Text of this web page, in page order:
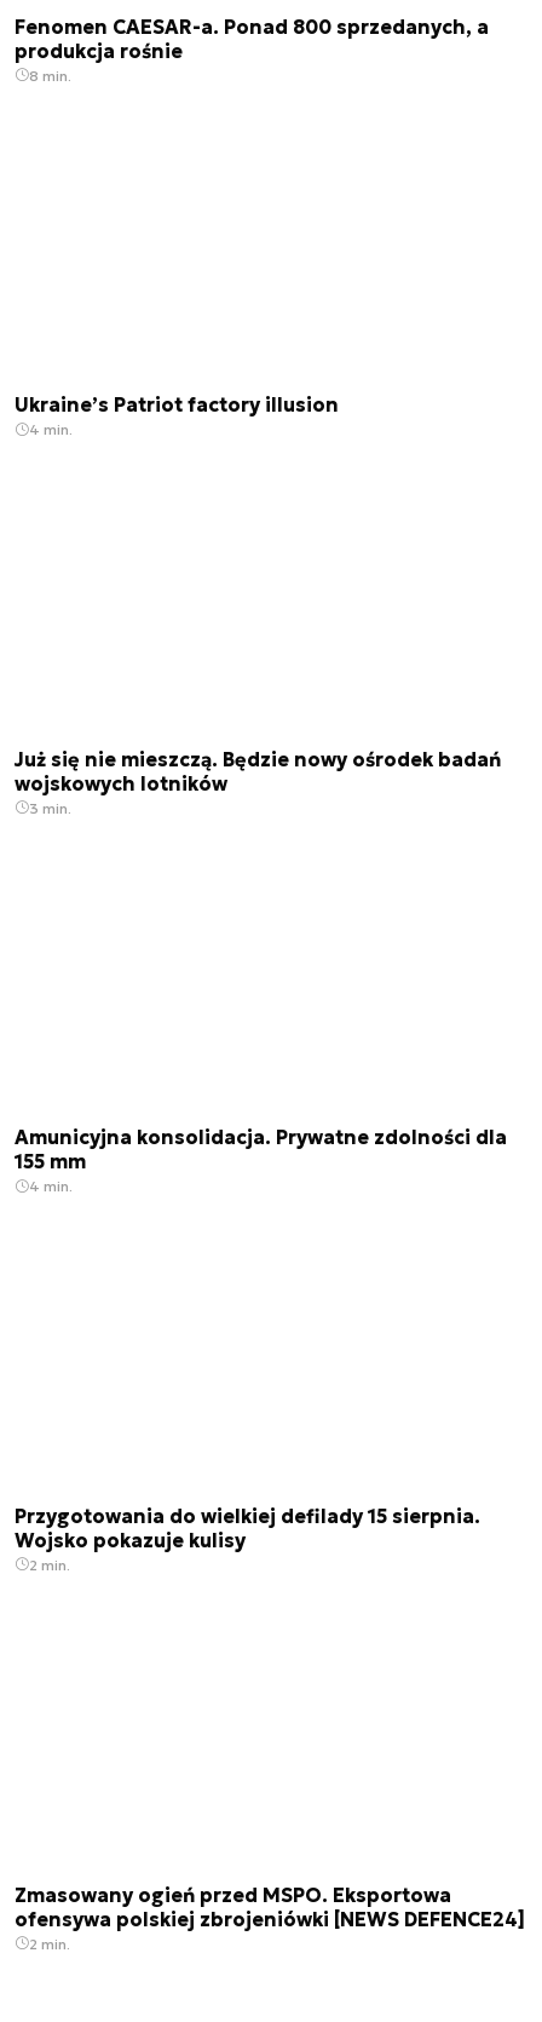
Fenomen CAESAR-a. Ponad 800 sprzedanych, a
produkcja rośnie
8 min.
Ukraine’s Patriot factory illusion
4 min.
Już się nie mieszczą. Będzie nowy ośrodek badań
wojskowych lotników
3 min.
Amunicyjna konsolidacja. Prywatne zdolności dla
155 mm
4 min.
Przygotowania do wielkiej defilady 15 sierpnia.
Wojsko pokazuje kulisy
2 min.
Zmasowany ogień przed MSPO. Eksportowa
ofensywa polskiej zbrojeniówki [NEWS DEFENCE24]
2 min.